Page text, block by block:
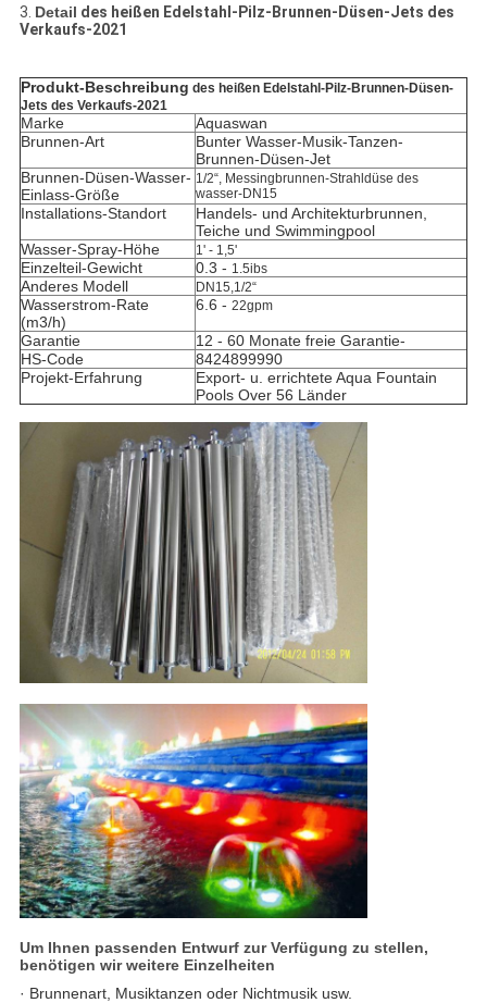
3. Detail des heißen Edelstahl-Pilz-Brunnen-Düsen-Jets des
Verkaufs-2021
Produkt-Beschreibung des heißen Edelstahl-Pilz-Brunnen-Düsen-
Jets des Verkaufs-2021
Marke
Aquaswan
Brunnen-Art
Bunter Wasser-Musik-Tanzen-
Brunnen-Düsen-Jet
Brunnen-Düsen-Wasser-
Einlass-Größe
1/2“, Messingbrunnen-Strahldüse des
wasser-DN15
Installations-Standort
Handels- und Architekturbrunnen,
Teiche und Swimmingpool
Wasser-Spray-Höhe
1' - 1,5'
Einzelteil-Gewicht 0.3 - 1.5ibs
Anderes Modell DN15,1/2“
Wasserstrom-Rate
(m3/h)
6.6 - 22gpm
Garantie
12 - 60 Monate freie Garantie-
HS-Code
8424899990
Projekt-Erfahrung
Export- u. errichtete Aqua Fountain
Pools Over 56 Länder
Um Ihnen passenden Entwurf zur Verfügung zu stellen,
benötigen wir weitere Einzelheiten
· Brunnenart, Musiktanzen oder Nichtmusik usw.